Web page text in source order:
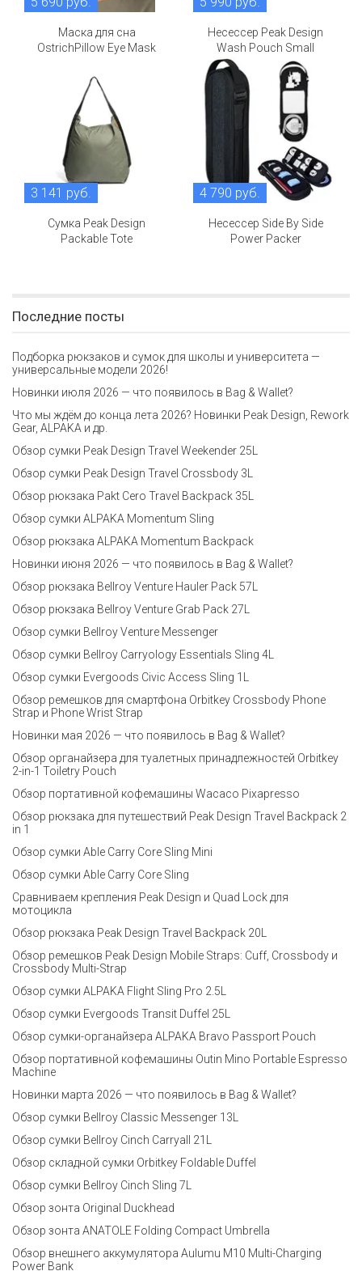
Маска для сна
OstrichPillow Eye Mask
Несессер Peak Design
Wash Pouch Small
3 141 руб.
Сумка Peak Design
Packable Tote
4 790 руб.
Несессер Side By Side
Power Packer
Последние посты
Подборка рюкзаков и сумок для школы и университета —
универсальные модели 2026!
Новинки июля 2026 — что появилось в Bag & Wallet?
Что мы ждём до конца лета 2026? Новинки Peak Design, Rework
Gear, ALPAKA и др.
Обзор сумки Peak Design Travel Weekender 25L
Обзор сумки Peak Design Travel Crossbody 3L
Обзор рюкзака Pakt Cero Travel Backpack 35L
Обзор сумки ALPAKA Momentum Sling
Обзор рюкзака ALPAKA Momentum Backpack
Новинки июня 2026 — что появилось в Bag & Wallet?
Обзор рюкзака Bellroy Venture Hauler Pack 57L
Обзор рюкзака Bellroy Venture Grab Pack 27L
Обзор сумки Bellroy Venture Messenger
Обзор сумки Bellroy Carryology Essentials Sling 4L
Обзор сумки Evergoods Civic Access Sling 1L
Обзор ремешков для смартфона Orbitkey Crossbody Phone
Strap и Phone Wrist Strap
Новинки мая 2026 — что появилось в Bag & Wallet?
Обзор органайзера для туалетных принадлежностей Orbitkey
2-in-1 Toiletry Pouch
Обзор портативной кофемашины Wacaco Pixapresso
Обзор рюкзака для путешествий Peak Design Travel Backpack 2
in 1
Обзор сумки Able Carry Core Sling Mini
Обзор сумки Able Carry Core Sling
Сравниваем крепления Peak Design и Quad Lock для
мотоцикла
Обзор рюкзака Peak Design Travel Backpack 20L
Обзор ремешков Peak Design Mobile Straps: Cuff, Crossbody и
Crossbody Multi-Strap
Обзор сумки ALPAKA Flight Sling Pro 2.5L
Обзор сумки Evergoods Transit Duffel 25L
Обзор сумки-органайзера ALPAKA Bravo Passport Pouch
Обзор портативной кофемашины Outin Mino Portable Espresso
Machine
Новинки марта 2026 — что появилось в Bag & Wallet?
Обзор сумки Bellroy Classic Messenger 13L
Обзор сумки Bellroy Cinch Carryall 21L
Обзор складной сумки Orbitkey Foldable Duffel
Обзор сумки Bellroy Cinch Sling 7L
Обзор зонта Original Duckhead
Обзор зонта ANATOLE Folding Compact Umbrella
Обзор внешнего аккумулятора Aulumu M10 Multi-Charging
Power Bank